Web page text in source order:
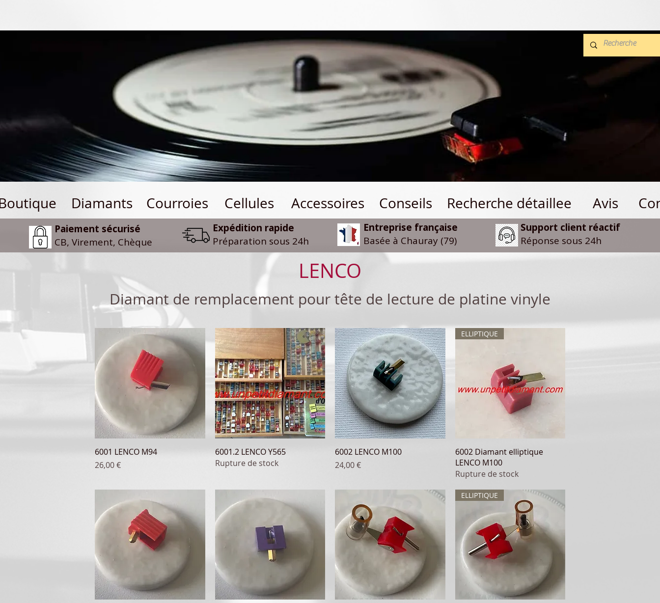
Diamants Courroies Cellules Accessoires Conseils Recherche détaillee Avis
Paiement sécurisé
CB, Virement, Chèque
Expédition rapide
Préparation sous 24h
Entreprise française
Basée à Chauray (79)
Support client réactif
Réponse sous 24h
LENCO
Diamant de remplacement pour tête de lecture de platine vinyle
Aperçu rapide
6001 LENCO M94
Prix
26,00 €
Aperçu rapide
6001.2 LENCO Y565
Rupture de stock
Aperçu rapide
6002 LENCO M100
Prix
24,00 €
Aperçu rapide
ELLIPTIQUE
6002 Diamant elliptique
LENCO M100
Rupture de stock
ELLIPTIQUE